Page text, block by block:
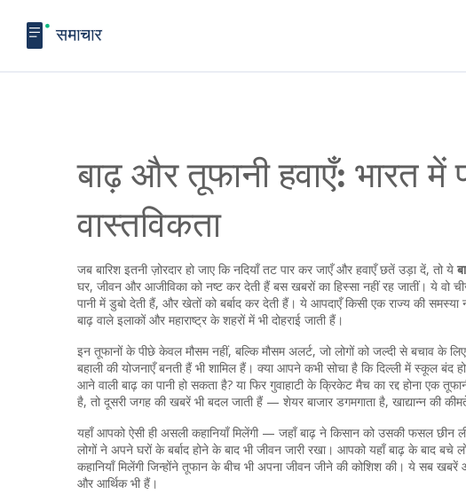
बाढ़ और तूफानी हवाएँ: भारत
वास्तविकता
जब बारिश इतनी ज़ोरदार हो जाए कि नदियाँ तट पार कर जाएँ और हवाएँ छतें उड़ा दें, तो ये
घर, जीवन और आजीविका को नष्ट कर देती हैंबस खबरों का हिस्सा नहीं रह जातीं। ये वो
पानी में डुबो देती हैं, और खेतों को बर्बाद कर देती हैं। ये आपदाएँ किसी एक राज्य की
बाढ़ वाले इलाकों और महाराष्ट्र के शहरों में भी दोहराई जाती हैं।
इन तूफानों के पीछे केवल मौसम नहीं, बल्किमौसम अलर्ट, जो लोगों को जल्दी से बचाव के
बहाली की योजनाएँ बनती हैंभी शामिल हैं। क्या आपने कभी सोचा है कि दिल्ली में स्कूल बंद
आने वाली बाढ़ का पानी हो सकता है? या फिर गुवाहाटी के क्रिकेट मैच का रद्द होना
है, तो दूसरी जगह की खबरें भी बदल जाती हैं — शेयर बाजार डगमगाता है, खाद्यान्न की
यहाँ आपको ऐसी ही असली कहानियाँ मिलेंगी — जहाँ बाढ़ ने किसान को उसकी फसल छीन
लोगों ने अपने घरों के बर्बाद होने के बाद भी जीवन जारी रखा। आपको यहाँ बाढ़ के बाद बचे
कहानियाँ मिलेंगी जिन्होंने तूफान के बीच भी अपना जीवन जीने की कोशिश की। ये सब
और आर्थिक भी हैं।